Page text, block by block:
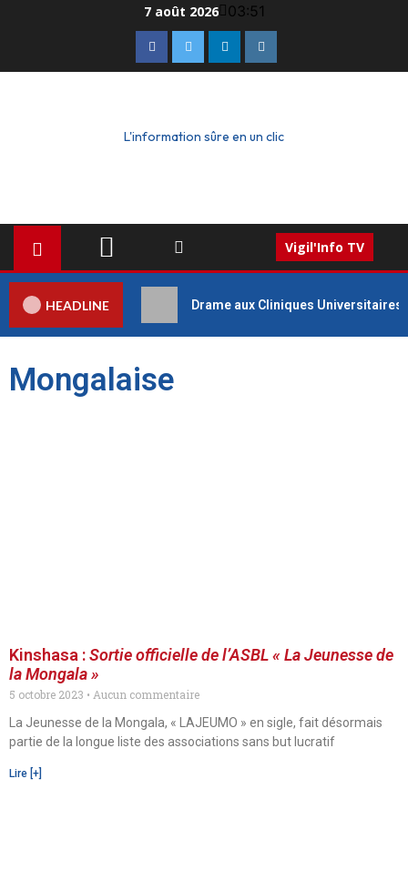
7 août 2026 03:51
L'information sûre en un clic
Vigil'Info TV
HEADLINE Drame aux Cliniques
Mongalaise
Kinshasa :Sortie officielle de l’ASBL « La Jeunesse de
la Mongala »
5 octobre 2023
Aucun commentaire
La Jeunesse de la Mongala, « LAJEUMO » en sigle, fait désormais
partie de la longue liste des associations sans but lucratif
Lire [+]